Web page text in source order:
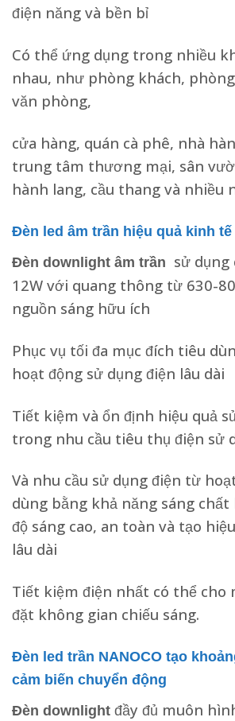
điện năng và bền bỉ
Có thể ứng dụng trong nhiều
nhau, như phòng khách,
văn phòng,
cửa hàng, quán cà phê, nhà
trung tâm thương mại, sân
hành lang, cầu thang và nhiều
Đèn led âm trần hiệu quả kinh tế
Đèn downlight âm trần sử dụng
12W với quang thông từ 630-
nguồn sáng hữu ích
Phục vụ tối đa mục đích tiêu
hoạt động sử dụng điện lâu dài
Tiết kiệm và ổn định hiệu quả
trong nhu cầu tiêu thụ điện sử
Và nhu cầu sử dụng điện từ
dùng bằng khả năng sáng
độ sáng cao, an toàn và tạo
lâu dài
Tiết kiệm điện nhất có thể cho
đặt không gian chiếu sáng.
Đèn led trần NANOCO tạo
cảm biến chuyển động
Đèn downlight đầy đủ muôn